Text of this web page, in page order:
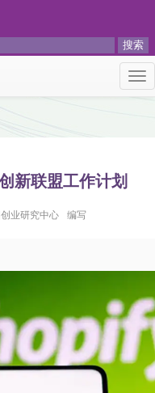
搜索
新联盟工作计划
业研究中心 编写